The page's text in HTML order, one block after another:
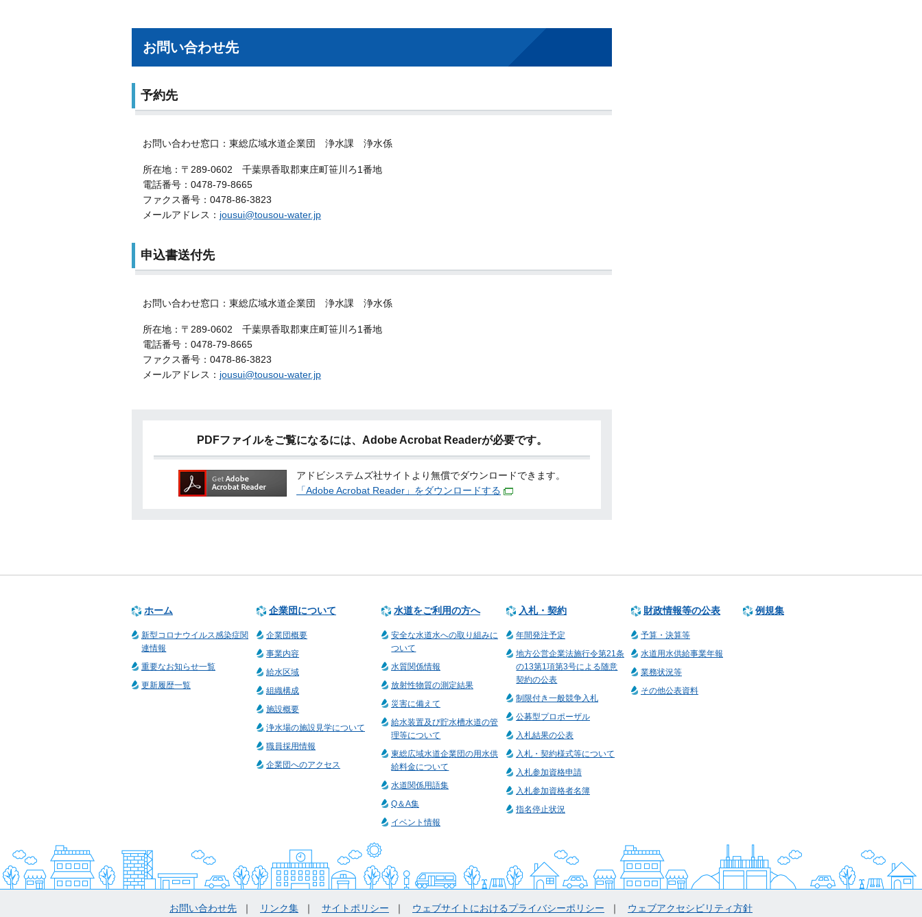
お問い合わせ先
予約先
お問い合わせ窓口：東総広域水道企業団 浄水課 浄水係
所在地：〒289-0602 千葉県香取郡東庄町笹川ろ1番地
電話番号：0478-79-8665
ファクス番号：0478-86-3823
メールアドレス： jousui@tousou-water.jp
申込書送付先
お問い合わせ窓口：東総広域水道企業団 浄水課 浄水係
所在地：〒289-0602 千葉県香取郡東庄町笹川ろ1番地
電話番号：0478-79-8665
ファクス番号：0478-86-3823
メールアドレス： jousui@tousou-water.jp
PDFファイルをご覧になるには、Adobe Acrobat Readerが必要です。
アドビシステムズ社サイトより無償でダウンロードできます。
「Adobe Acrobat Reader」をダウンロードする
ホーム
新型コロナウイルス感染症関
連情報
重要なお知らせ一覧
更新履歴一覧
企業団について
企業団概要
事業内容
給水区域
組織構成
施設概要
浄水場の施設見学について
職員採用情報
企業団へのアクセス
水道をご利用の方へ
安全な水道水への取り組みに
ついて
水質関係情報
放射性物質の測定結果
災害に備えて
給水装置及び貯水槽水道の管
理等について
東総広域水道企業団の用水供
給料金について
水道関係用語集
Q＆A集
イベント情報
入札・契約
年間発注予定
地方公営企業法施行令第21条
の13第1項第3号による随意
契約の公表
制限付き一般競争入札
公募型プロポーザル
入札結果の公表
入札・契約様式等について
入札参加資格申請
入札参加資格者名簿
指名停止状況
財政情報等の公表
予算・決算等
水道用水供給事業年報
業務状況等
その他公表資料
例規集
お問い合わせ先 リンク集 サイトポリシー ウェブサイトにおけるプライバシーポリシー ウェブアクセシビリティ方針